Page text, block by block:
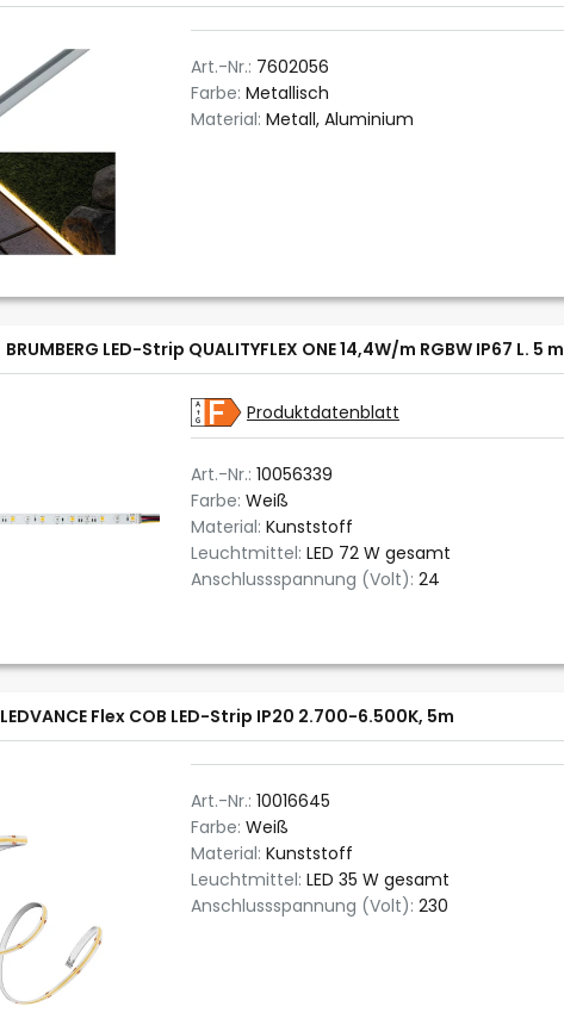
Art.-Nr.: 7602056
Farbe: Metallisch
Material: Metall, Aluminium
BRUMBERG LED-Strip QUALITYFLEX ONE 14,4W/m RGBW IP67 L. 5 m
Produktdatenblatt
Art.-Nr.: 10056339
Farbe: Weiß
Material: Kunststoff
Leuchtmittel: LED 72 W gesamt
Anschlussspannung (Volt): 24
LEDVANCE Flex COB LED-Strip IP20 2.700-6.500K, 5m
Art.-Nr.: 10016645
Farbe: Weiß
Material: Kunststoff
Leuchtmittel: LED 35 W gesamt
Anschlussspannung (Volt): 230